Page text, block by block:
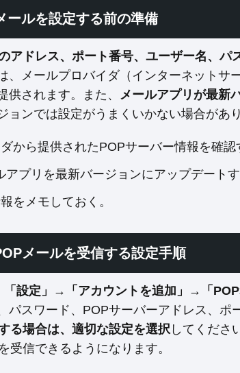
ールを設定する前の準備
アドレス、ポート番号、ユーザー名、パ
、メールプロバイダ（インターネットサ
供されます。また、 メールアプリが最新
ョンでは設定がうまくいかない場合があり
から提供されたPOPサーバー情報を確認
アプリを最新バージョンにアップデートす
をメモしておく。
メールを受信する設定手順
「設定」→「アカウントを追加」→「
パスワード、POPサーバーアドレス、ポ
る場合は、適切な設定を選択してくださ
受信できるようになります。